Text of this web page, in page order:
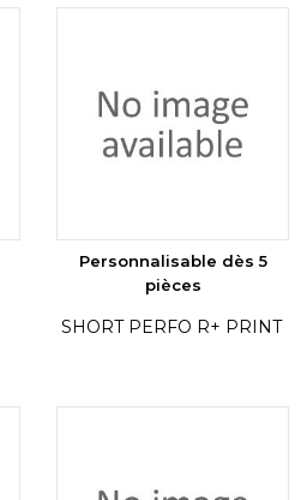
Personnalisable dès 5
pièces
SHORT PERFO R+ PRINT